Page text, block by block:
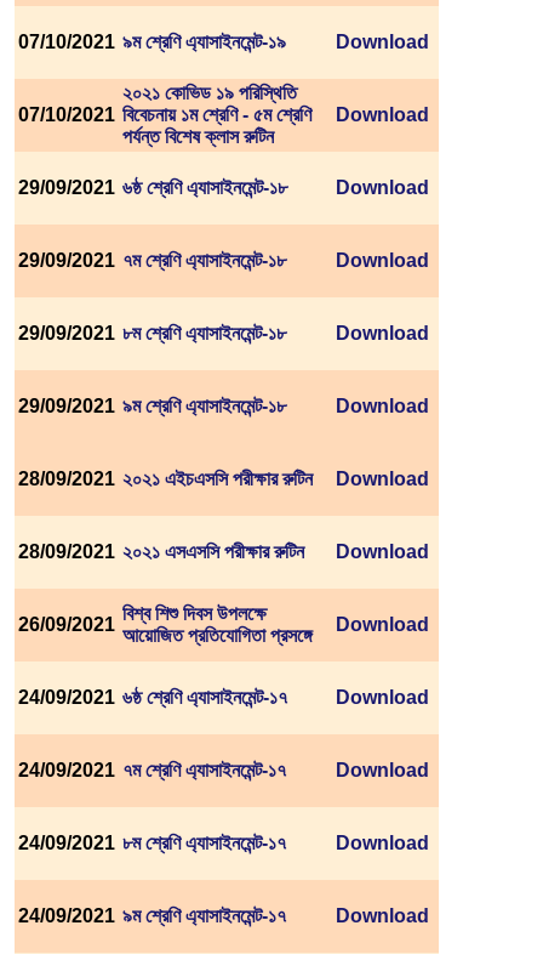
07/10/2021 ৯ম শ্রেণি এ্যাসাইনমেন্ট-১৯ Download
07/10/2021
২০২১ কোভিড ১৯ পরিস্থিতি
বিবেচনায় ১ম শ্রেণি - ৫ম শ্রেণি
পর্যন্ত বিশেষ ক্লাস রুটিন
Download
29/09/2021 ৬ষ্ঠ শ্রেণি এ্যাসাইনমেন্ট-১৮ Download
29/09/2021 ৭ম শ্রেণি এ্যাসাইনমেন্ট-১৮ Download
29/09/2021 ৮ম শ্রেণি এ্যাসাইনমেন্ট-১৮ Download
29/09/2021 ৯ম শ্রেণি এ্যাসাইনমেন্ট-১৮ Download
28/09/2021 ২০২১ এইচএসসি পরীক্ষার রুটিন Download
28/09/2021 ২০২১ এসএসসি পরীক্ষার রুটিন Download
26/09/2021
বিশ্ব শিশু দিবস উপলক্ষে
আয়োজিত প্রতিযোগিতা প্রসঙ্গে
Download
24/09/2021 ৬ষ্ঠ শ্রেণি এ্যাসাইনমেন্ট-১৭ Download
24/09/2021 ৭ম শ্রেণি এ্যাসাইনমেন্ট-১৭ Download
24/09/2021 ৮ম শ্রেণি এ্যাসাইনমেন্ট-১৭ Download
24/09/2021 ৯ম শ্রেণি এ্যাসাইনমেন্ট-১৭ Download